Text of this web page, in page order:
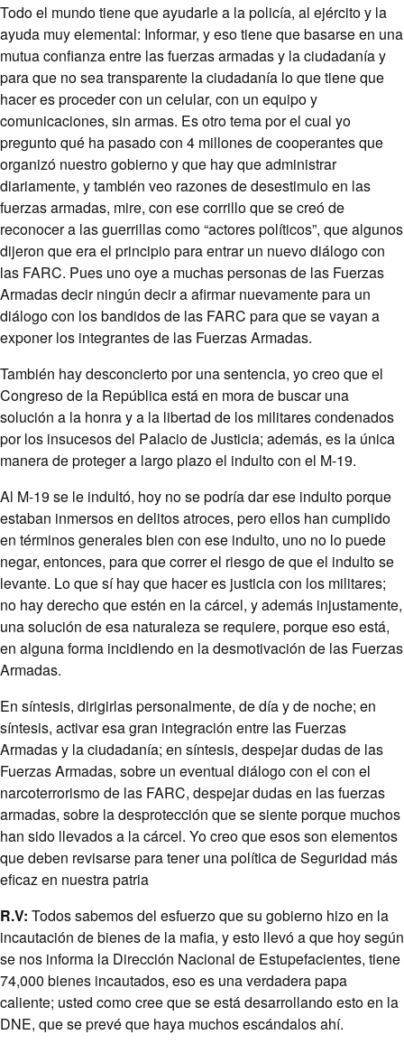
Todo el mundo tiene que ayudarle a la policía, al ejército y la
ayuda muy elemental: Informar, y eso tiene que basarse en una
mutua confianza entre las fuerzas armadas y la ciudadanía y
para que no sea transparente la ciudadanía lo que tiene que
hacer es proceder con un celular, con un equipo y
comunicaciones, sin armas. Es otro tema por el cual yo
pregunto qué ha pasado con 4 millones de cooperantes que
organizó nuestro gobierno y que hay que administrar
diariamente, y también veo razones de desestimulo en las
fuerzas armadas, mire, con ese corrillo que se creó de
reconocer a las guerrillas como “actores políticos”, que algunos
dijeron que era el principio para entrar un nuevo diálogo con
las FARC. Pues uno oye a muchas personas de las Fuerzas
Armadas decir ningún decir a afirmar nuevamente para un
diálogo con los bandidos de las FARC para que se vayan a
exponer los integrantes de las Fuerzas Armadas.
También hay desconcierto por una sentencia, yo creo que el
Congreso de la República está en mora de buscar una
solución a la honra y a la libertad de los militares condenados
por los insucesos del Palacio de Justicia; además, es la única
manera de proteger a largo plazo el indulto con el M-19.
Al M-19 se le indultó, hoy no se podría dar ese indulto porque
estaban inmersos en delitos atroces, pero ellos han cumplido
en términos generales bien con ese indulto, uno no lo puede
negar, entonces, para que correr el riesgo de que el indulto se
levante. Lo que sí hay que hacer es justicia con los militares;
no hay derecho que estén en la cárcel, y además injustamente,
una solución de esa naturaleza se requiere, porque eso está,
en alguna forma incidiendo en la desmotivación de las Fuerzas
Armadas.
En síntesis, dirigirlas personalmente, de día y de noche; en
síntesis, activar esa gran integración entre las Fuerzas
Armadas y la ciudadanía; en síntesis, despejar dudas de las
Fuerzas Armadas, sobre un eventual diálogo con el con el
narcoterrorismo de las FARC, despejar dudas en las fuerzas
armadas, sobre la desprotección que se siente porque muchos
han sido llevados a la cárcel. Yo creo que esos son elementos
que deben revisarse para tener una política de Seguridad más
eficaz en nuestra patria
R.V: Todos sabemos del esfuerzo que su gobierno hizo en la
incautación de bienes de la mafia, y esto llevó a que hoy según
se nos informa la Dirección Nacional de Estupefacientes, tiene
74,000 bienes incautados, eso es una verdadera papa
caliente; usted como cree que se está desarrollando esto en la
DNE, que se prevé que haya muchos escándalos ahí.